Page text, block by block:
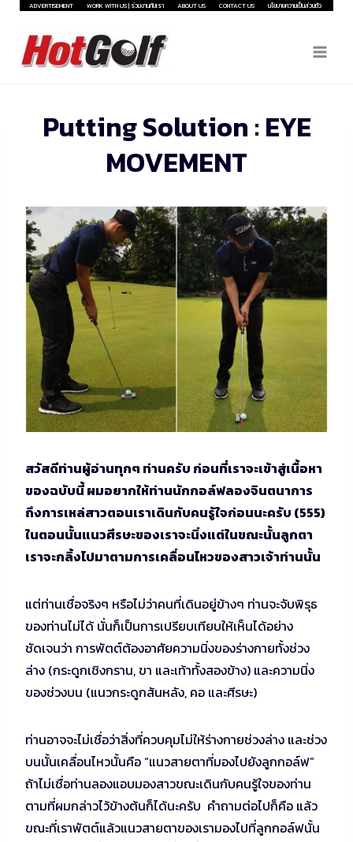
Skip
content
ADVERTISEMENT WORK WITH US | ร่วมงานกับเรา ABOUT US CONTACT US นโยบายความเป็นส่วนตัว
Putting Solution : EYE
MOVEMENT
สวัสดีท่านผู้อ่านทุกๆ ท่านครับ ก่อนที่เราจะเข้าสู่เนื้อหา
ของฉบับนี้ ผมอยากให้ท่านนักกอล์ฟลองจินตนาการ
ถึงการเหล่สาวตอนเราเดินกับคนรู้ใจก่อนนะครับ (555)
ในตอนนั้นแนวศีรษะของเราจะนิ่งแต่ในขณะนั้นลูกตา
เราจะกลิ้งไปมาตามการเคลื่อนไหวของสาวเจ้าท่านนั้น
แต่ท่านเชื่อจริงๆ หรือไม่ว่าคนที่เดินอยู่ข้างๆ ท่านจะจับพิรุธ
ของท่านไม่ได้ นั่นก็เป็นการเปรียบเทียบให้เห็นได้อย่าง
ชัดเจนว่า การพัตต์ต้องอาศัยความนิ่งของร่างกายทั้งช่วง
ล่าง (กระดูกเชิงกราน, ขา และเท้าทั้งสองข้าง) และความนิ่ง
ของช่วงบน (แนวกระดูกสันหลัง, คอ และศีรษะ)
ท่านอาจจะไม่เชื่อว่าสิ่งที่ควบคุมไม่ให้ร่างกายช่วงล่าง และช่วง
บนนั้นเคลื่อนไหวนั้นคือ “แนวสายตาที่มองไปยังลูกกอล์ฟ”
ถ้าไม่เชื่อท่านลองแอบมองสาวขณะเดินกับคนรู้ใจของท่าน
ตามที่ผมกล่าวไว้ข้างต้นก็ได้นะครับ คำถามต่อไปก็คือ แล้ว
ขณะที่เราพัตต์แล้วแนวสายตาของเรามองไปที่ลูกกอล์ฟนั้น